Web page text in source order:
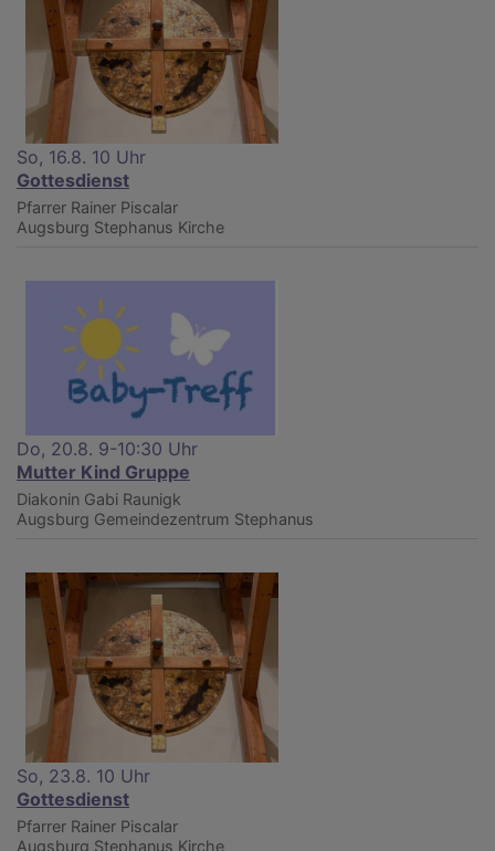
So, 16.8. 10 Uhr
Gottesdienst
Pfarrer Rainer Piscalar
Augsburg Stephanus Kirche
Do, 20.8. 9-10:30 Uhr
Mutter Kind Gruppe
Diakonin Gabi Raunigk
Augsburg Gemeindezentrum Stephanus
So, 23.8. 10 Uhr
Gottesdienst
Pfarrer Rainer Piscalar
Augsburg Stephanus Kirche